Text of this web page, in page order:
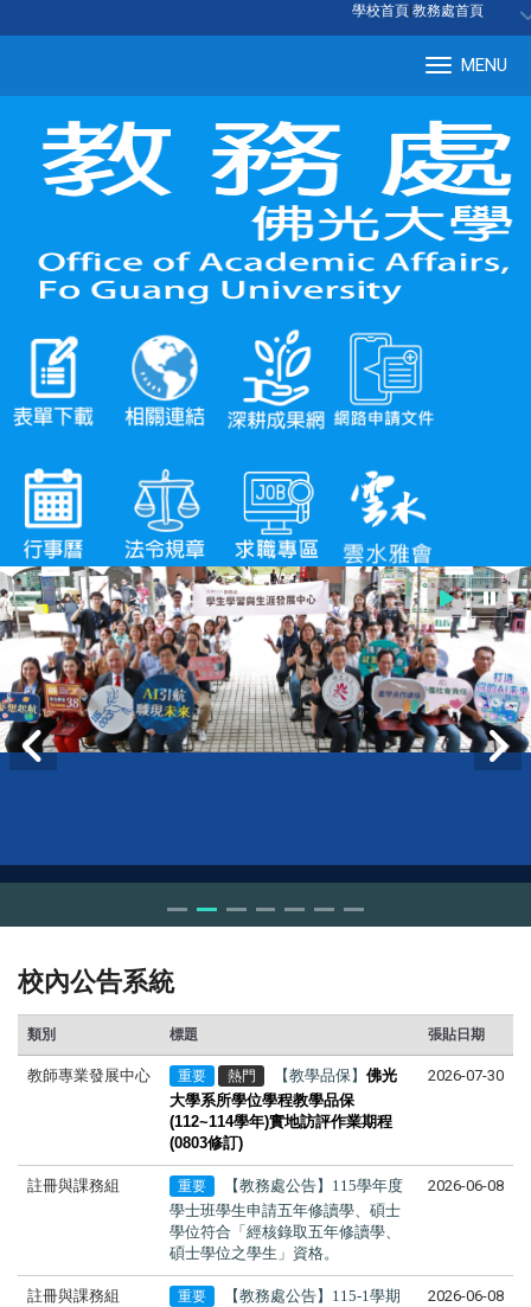
學校首頁 教務處首頁
MENU
校內公告系統
類別 標題 張貼日期
教師專業發展中心 重要 熱門 【教學品保】 佛光
大學系所學位學程教學品保
(112~114學年)實地訪評作業期程
(0803修訂)
2026-07-30
註冊與課務組 重要
【教務處公告】115學年度
學士班學生申請五年修讀學、碩士
學位符合「經核錄取五年修讀學、
碩士學位之學生 」資格。
2026-06-08
註冊與課務組 重要
【教務處公告】115-1學期
2026-06-08